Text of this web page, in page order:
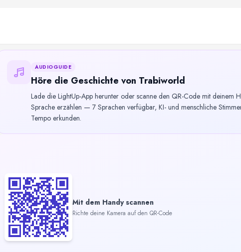
AUDIOGUIDE
Höre die Geschichte von Trabiworld
Lade die LightUp-App herunter oder scanne den QR-Code mit deinem
Sprache erzählen — 7 Sprachen verfügbar, KI- und menschliche
Tempo erkunden.
Mit dem Handy scannen
Richte deine Kamera auf den QR-Code